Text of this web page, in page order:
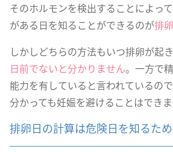
そのホルモンを検出することによっ
がある日を知ることができるのが排
しかしどちらの方法もいつ排卵が起き
日前でないと分かりません。一方で
能力を有していると言われているの
分かっても妊娠を避けることはできま
排卵日の計算は危険日を知るため